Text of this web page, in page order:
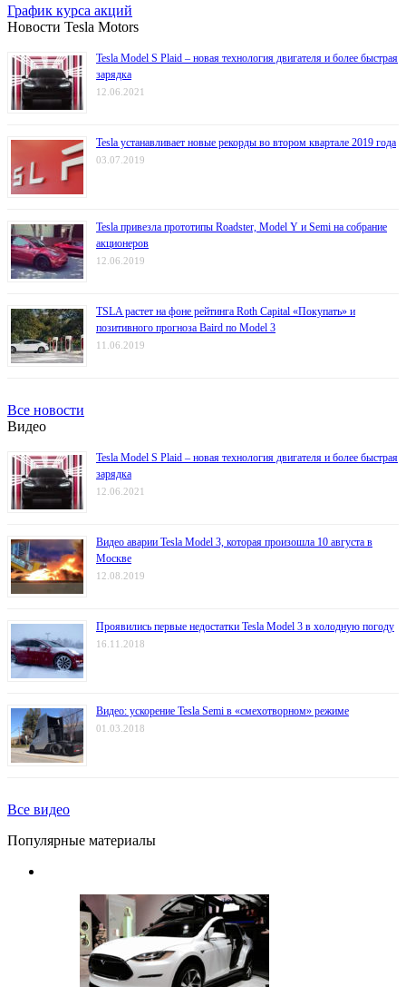
График курса акций
Новости Tesla Motors
Tesla Model S Plaid – новая технология двигателя и более быстрая
зарядка
12.06.2021
Tesla устанавливает новые рекорды во втором квартале 2019 года
03.07.2019
Tesla привезла прототипы Roadster, Model Y и Semi на собрание
акционеров
12.06.2019
TSLA растет на фоне рейтинга Roth Capital «Покупать» и
позитивного прогноза Baird по Model 3
11.06.2019
Все новости
Видео
Tesla Model S Plaid – новая технология двигателя и более быстрая
зарядка
12.06.2021
Видео аварии Tesla Model 3, которая произошла 10 августа в
Москве
12.08.2019
Проявились первые недостатки Tesla Model 3 в холодную погоду
16.11.2018
Видео: ускорение Tesla Semi в «смехотворном» режиме
01.03.2018
Все видео
Популярные материалы